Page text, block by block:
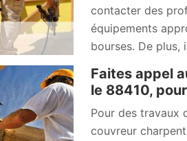
contacter des
équipements
bourses. De
Faites appel
le 88410,
Pour des travaux
couvreur